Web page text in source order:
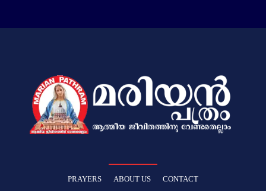
PRAYERS ABOUT US CONTACT